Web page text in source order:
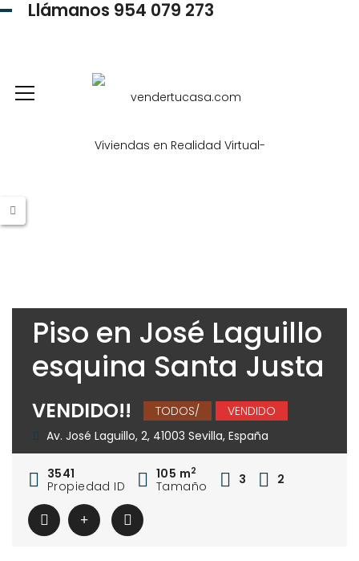
Llámanos 954 079 273
Piso en José Laguillo
esquina Santa Justa
VENDIDO!! TODOS/
VENDIDO
Av. José Laguillo, 2, 41003 Sevilla, España
3541
Propiedad ID
105 m2
Tamaño 3 2